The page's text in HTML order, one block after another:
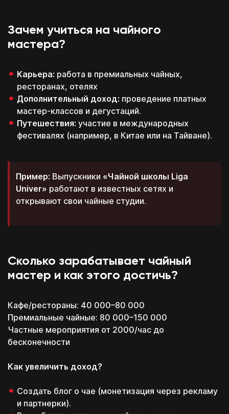
Зачем учиться на чайного
мастера?
Карьера: работа в премиальных чайных,
ресторанах, отелях
Дополнительный доход: проведение платных
мастер-классов и дегустаций.
Путешествия: участие в международных
фестивалях (например, в Китае или на Тайване).
Пример: Выпускники «Чайной школы Liga
Univer» работают в известных сетях и
открывают свои чайные студии.
Сколько зарабатывает чайный
мастер и как этого достичь?
Кафе/рестораны: 40 000–80 000
Премиальные чайные: 80 000–150 000
Частные мероприятия от 2000/час до
бесконечности
Как увеличить доход?
Создать блог о чае (монетизация через рекламу
и партнерки).